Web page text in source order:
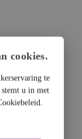
cookies.
te
u in met